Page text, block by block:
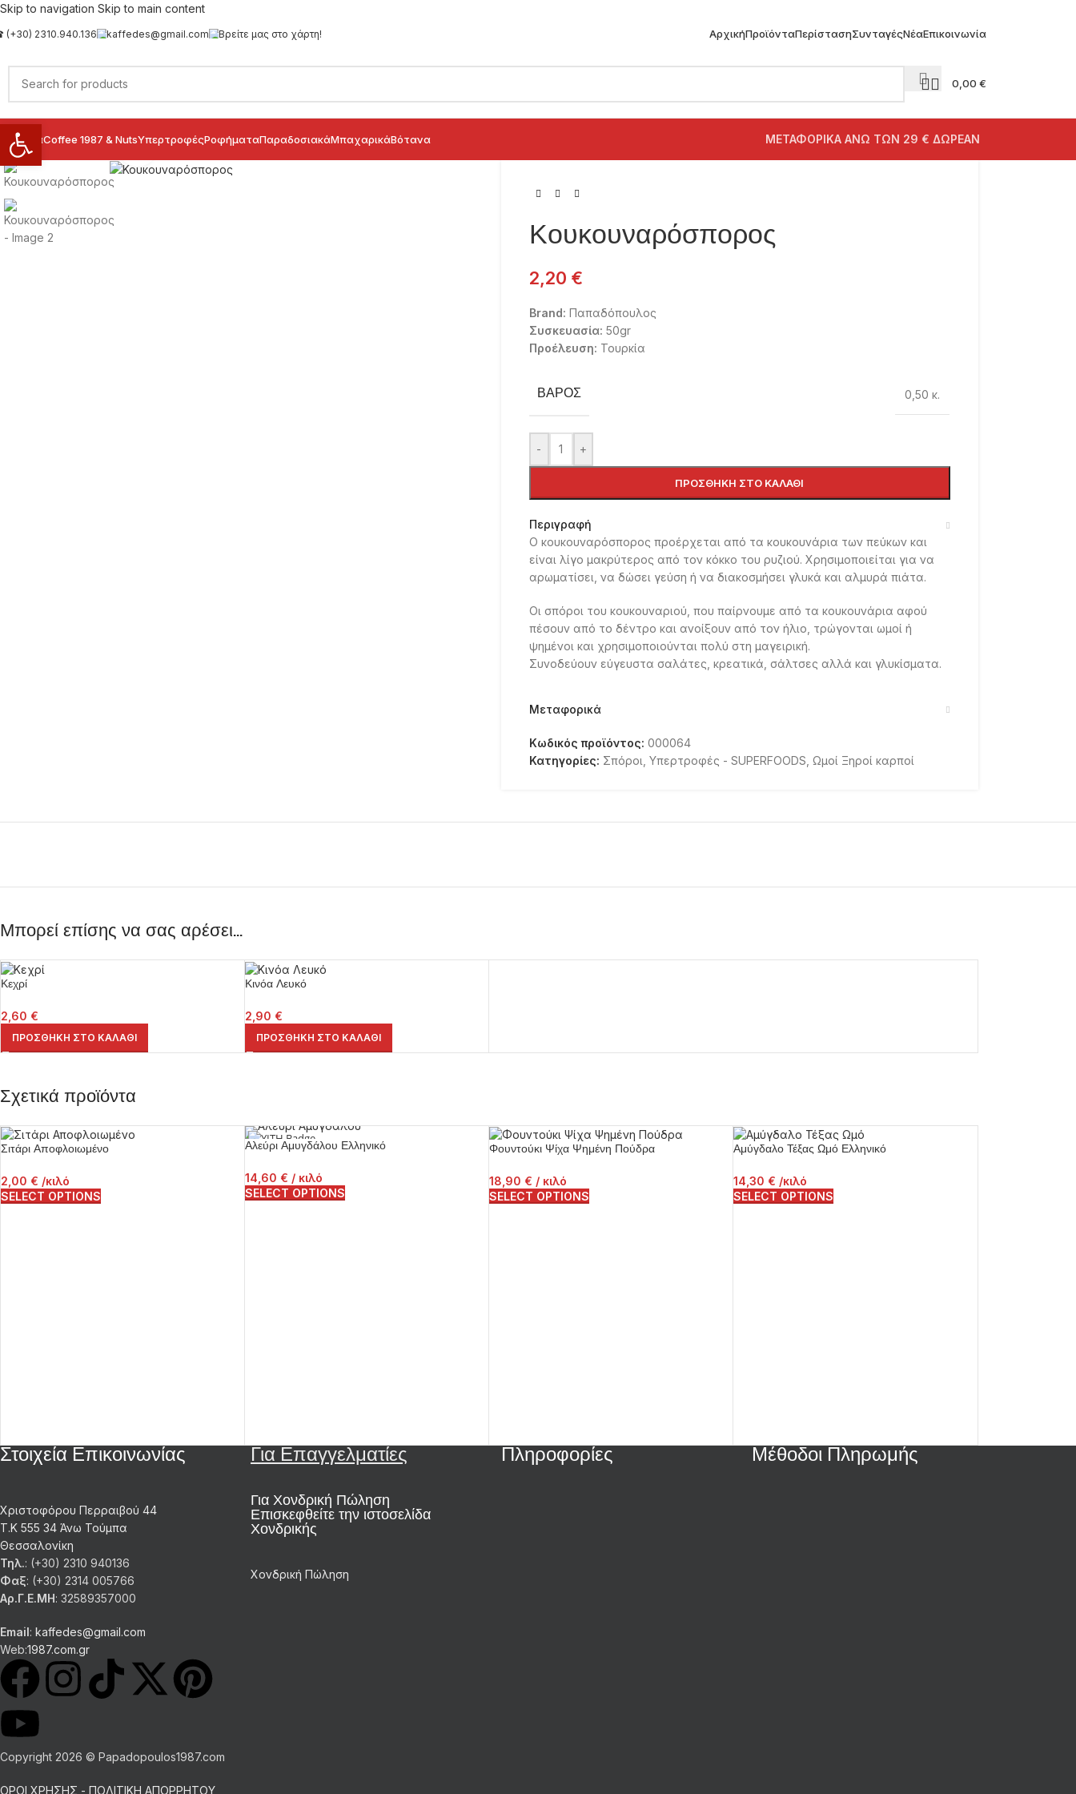
Skip to navigation Skip to main content
2310.940.136 kaffedes@gmail.com Βρείτε μας στο χάρτη! ΑρχικήΠροϊόνταΠερίστασηΣυνταγέςΝέαΕπικοινωνία
0,00 €
Coffee 1987 & NutsΥπερτροφέςΡοφήματαΠαραδοσιακάΜπαχαρικάΒότανα ΜΕΤΑΦΟΡΙΚΑ ΑΝΩ ΤΩΝ 29 € ΔΩΡΕΑΝ
Click to enlarge
Κουκουναρόσπορος
2,20 €
Brand: Παπαδόπουλος
Συσκευασία: 50gr
Προέλευση: Τουρκία
ΒΆΡΟΣ 0,50 κ.
- +
ΠΡΟΣΘΉΚΗ ΣΤΟ ΚΑΛΆΘΙ
Περιγραφή
Ο κουκουναρόσπορος προέρχεται από τα κουκουνάρια των πεύκων και
είναι λίγο μακρύτερος από τον κόκκο του ρυζιού. Χρησιμοποιείται για να
αρωματίσει, να δώσει γεύση ή να διακοσμήσει γλυκά και αλμυρά πιάτα.
Oι σπόροι του κουκουναριού, που παίρνουμε από τα κουκουνάρια αφού
πέσουν από το δέντρο και ανοίξουν από τον ήλιο, τρώγονται ωμοί ή
ψημένοι και χρησιμοποιούνται πολύ στη μαγειρική.
Συνοδεύουν εύγευστα σαλάτες, κρεατικά, σάλτσες αλλά και γλυκίσματα.
Μεταφορικά
Κωδικός προϊόντος: 000064
Κατηγορίες: Σπόροι Υπερτροφές - SUPERFOODS Ωμοί Ξηροί καρποί
Μπορεί επίσης να σας αρέσει…
Κεχρί
2,60 €
ΠΡΟΣΘΉΚΗ ΣΤΟ ΚΑΛΆΘΙ
Κινόα Λευκό
2,90 €
ΠΡΟΣΘΉΚΗ ΣΤΟ ΚΑΛΆΘΙ
Σχετικά προϊόντα
Σιτάρι Αποφλοιωμένο
2,00 € /κιλό
SELECT OPTIONS
Αλεύρι Αμυγδάλου Ελληνικό
14,60 € / κιλό
SELECT OPTIONS
Φουντούκι Ψίχα Ψημένη Πούδρα
18,90 € / κιλό
SELECT OPTIONS
Αμύγδαλο Τέξας Ωμό Ελληνικό
14,30 € /κιλό
SELECT OPTIONS
Στοιχεία Επικοινωνίας
Χριστοφόρου Περραιβού 44
Τ.Κ 555 34 Άνω Τούμπα
Θεσσαλονίκη
Τηλ.: (+30) 2310 940136
Φαξ: (+30) 2314 005766
Αρ.Γ.Ε.ΜΗ: 32589357000
Email: kaffedes@gmail.com
Web:1987.com.gr
Για Επαγγελματίες
Για Χονδρική Πώληση
Επισκεφθείτε την ιστοσελίδα
Χονδρικής
Χονδρική Πώληση
Πληροφορίες Μέθοδοι Πληρωμής
Copyright 2026 © Papadopoulos1987.com
ΟΡΟΙ ΧΡΗΣΗΣ - ΠΟΛΙΤΙΚΗ ΑΠΟΡΡΗΤΟΥ
Ανοίξτε τη γραμμή εργαλείων